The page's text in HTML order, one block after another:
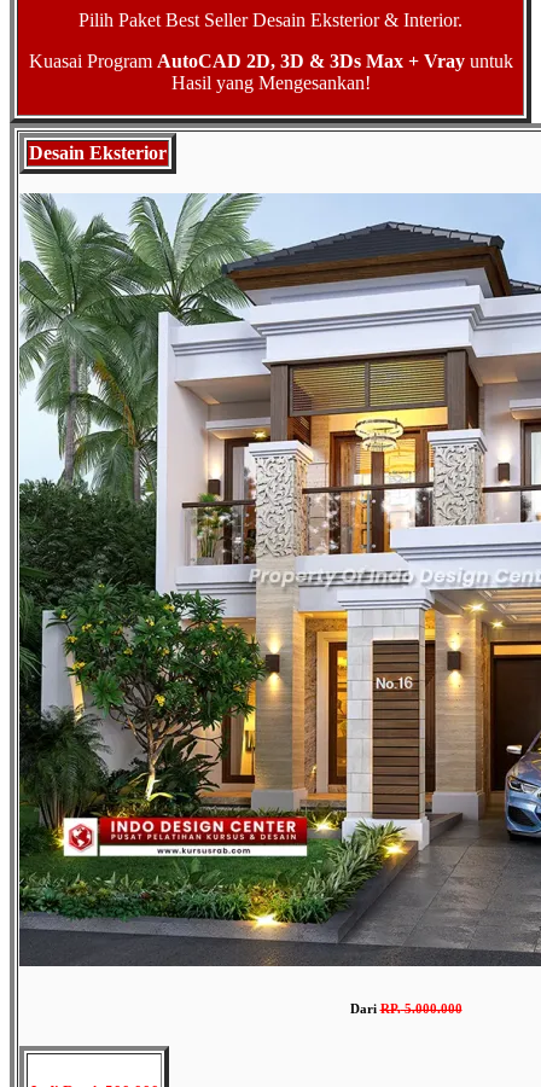
Pilih Paket Best Seller Desain Eksterior & Interior.
Kuasai Program AutoCAD 2D, 3D & 3Ds Max + Vrayuntuk
Hasil yang Mengesankan!
Desain Eksterior
DariRP.5.000.000